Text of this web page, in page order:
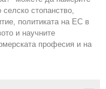
стопанство,
политиката на ЕС в
и научните
професия и на